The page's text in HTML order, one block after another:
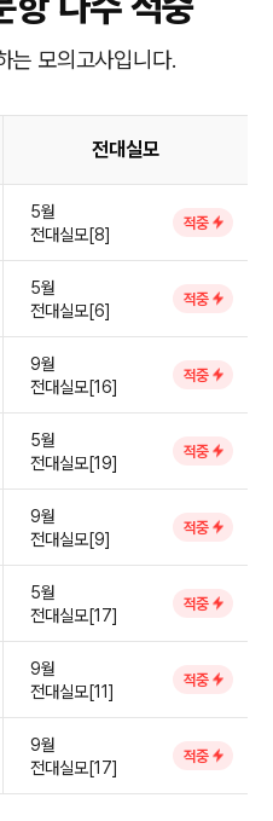
는 모의고사입니다.
전대실모
5월
전대실모[8]
적중
5월
전대실모[6]
적중
9월
전대실모[16]
적중
5월
전대실모[19]
적중
9월
전대실모[9]
적중
5월
전대실모[17]
적중
9월
전대실모[11]
적중
9월
전대실모[17]
적중